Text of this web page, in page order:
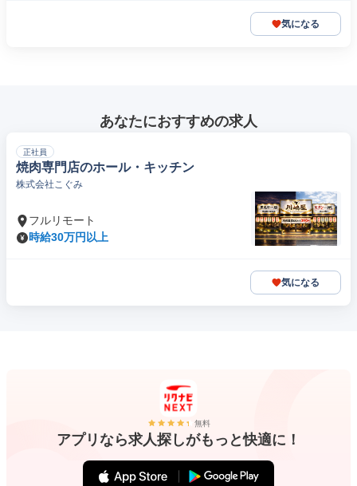
気になる
あなたにおすすめの求人
正社員
焼肉専門店のホール・キッチン
株式会社こぐみ
フルリモート
時給30万円以上
気になる
無料
アプリなら求人探しがもっと快適に！